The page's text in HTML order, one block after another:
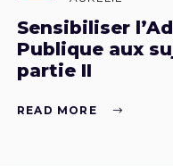
Sensibiliser
Publique aux
partie II
READ MORE